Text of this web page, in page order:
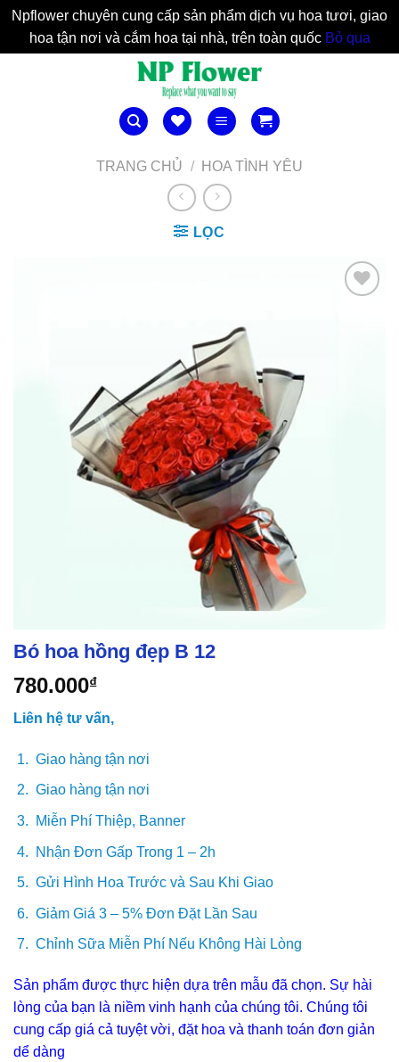
Npflower chuyên cung cấp sản phẩm dịch vụ hoa tươi, giao
hoa tận nơi và cắm hoa tại nhà, trên toàn quốc Bỏ qua
TRANG CHỦ / HOA TÌNH YÊU
LỌC
Bó hoa hồng đẹp B 12
780.000₫
Liên hệ tư vấn,
Giao hàng tận nơi
Giao hàng tận nơi
Miễn Phí Thiệp, Banner
Nhận Đơn Gấp Trong 1 – 2h
Gửi Hình Hoa Trước và Sau Khi Giao
Giảm Giá 3 – 5% Đơn Đặt Lần Sau
Chỉnh Sữa Miễn Phí Nếu Không Hài Lòng
Sản phẩm được thực hiện dựa trên mẫu đã chọn. Sự hài
lòng của bạn là niềm vinh hạnh của chúng tôi. Chúng tôi
cung cấp giá cả tuyệt vời, đặt hoa và thanh toán đơn giản
dể dàng